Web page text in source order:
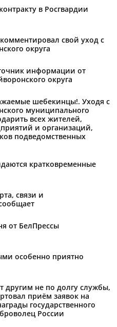
в Росгвардии
свой уход с
округа
информации от
округа
шебекинцы!. Уходя с
муниципального
всех жителей,
и организаций,
подведомственных
кратковременные
связи и
от БелПрессы
особенно приятно
другим не по долгу службы,
приём заявок на
государственного
России